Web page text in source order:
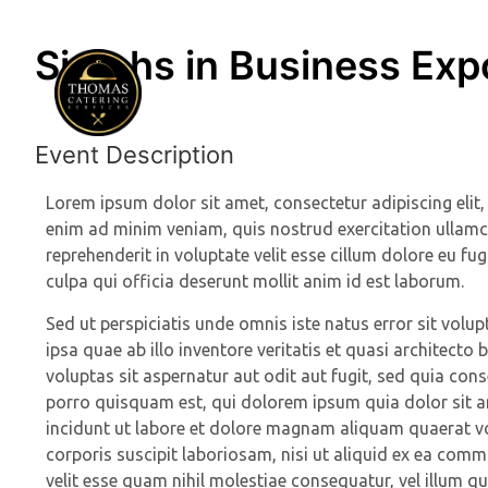
Sistahs in Business
Event Description
Lorem ipsum dolor sit amet, consectetur adipiscing
enim ad minim veniam, quis nostrud exercitation
reprehenderit in voluptate velit esse cillum dolore eu
culpa qui officia deserunt mollit anim id est laborum.
Sed ut perspiciatis unde omnis iste natus error sit
ipsa quae ab illo inventore veritatis et quasi architecto
voluptas sit aspernatur aut odit aut fugit, sed quia
porro quisquam est, qui dolorem ipsum quia dolor sit
incidunt ut labore et dolore magnam aliquam quaerat
corporis suscipit laboriosam, nisi ut aliquid ex ea
velit esse quam nihil molestiae consequatur, vel illum